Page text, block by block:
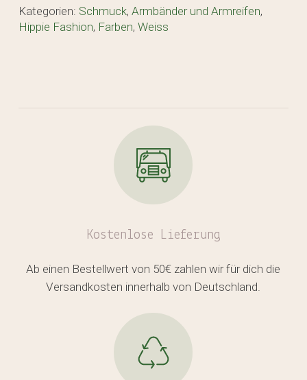
Kategorien: Schmuck, Armbänder und Armreifen,
Hippie Fashion, Farben, Weiss
Kostenlose Lieferung
Ab einen Bestellwert von 50€ zahlen wir für dich die
Versandkosten innerhalb von Deutschland.